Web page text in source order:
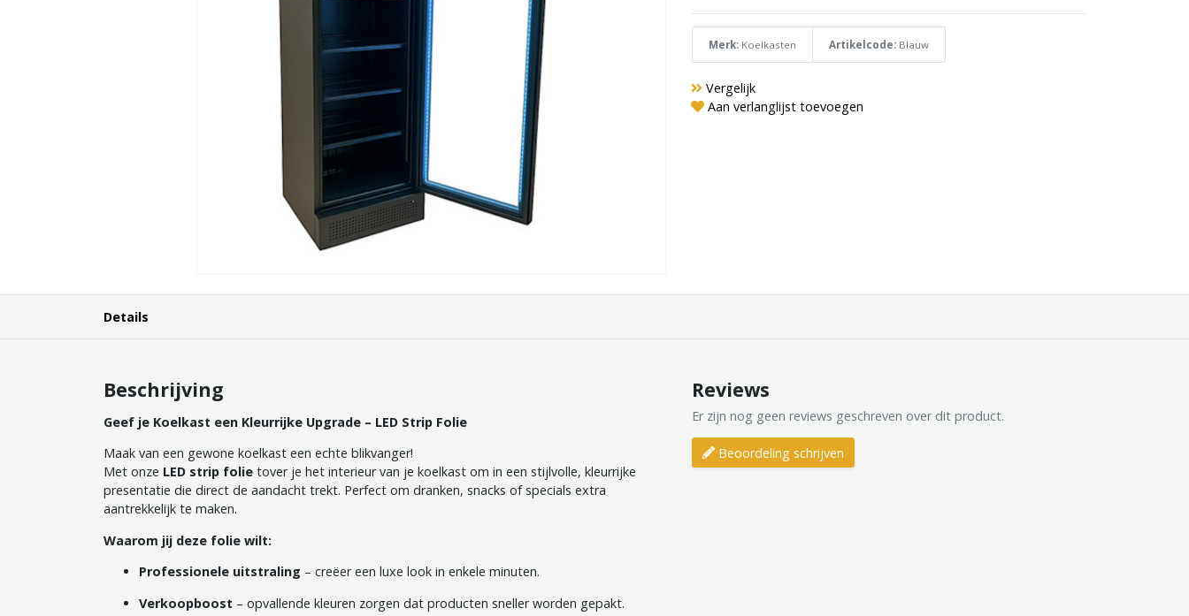
Merk: Koelkasten Artikelcode: Blauw
Vergelijk
Aan verlanglijst toevoegen
Details
Beschrijving
Geef je Koelkast een Kleurrijke Upgrade – LED Strip Folie
Maak van een gewone koelkast een echte blikvanger!
Met onze LED strip folie tover je het interieur van je koelkast om in een stijlvolle, kleurrijke
presentatie die direct de aandacht trekt. Perfect om dranken, snacks of specials extra
aantrekkelijk te maken.
Waarom jij deze folie wilt:
Professionele uitstraling – creëer een luxe look in enkele minuten.
Verkoopboost – opvallende kleuren zorgen dat producten sneller worden gepakt.
Reviews
Er zijn nog geen reviews geschreven over dit product.
Beoordeling schrijven